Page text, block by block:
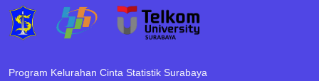
Program Kelurahan Cinta Statistik Surabaya